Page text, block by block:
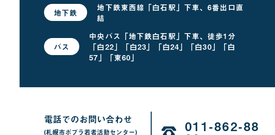
地下鉄
お
の
場
地下鉄東西線「白石駅」下車、6番出口直
結
バス
お
合
中央バス「地下鉄白石駅」下車、徒歩1分
「白22」「白23」「白24」「白30」「白
57」「東60」
電話でのお問い合わせ
(札幌市ポプラ若者活動センター) 011-862-88